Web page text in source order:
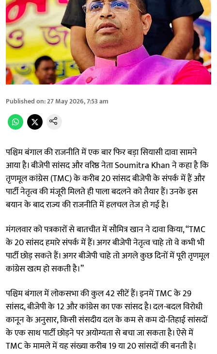
Published on:27 May 2026, 7:53 am
पश्चिम बंगाल की राजनीति में एक बार फिर बड़ा सियासी दावा सामने
आया है। बीजेपी सांसद और वरिष्ठ नेता Soumitra Khan ने कहा है कि
तृणमूल कांग्रेस (TMC) के करीब 20 सांसद बीजेपी के संपर्क में हैं और
पार्टी नेतृत्व की मंजूरी मिलते ही पाला बदलने को तैयार हैं। उनके इस
बयान के बाद राज्य की राजनीति में हलचल तेज हो गई है।
मंगलवार को पत्रकारों से बातचीत में सौमित्र खान ने दावा किया, “TMC
के 20 सांसद हमारे संपर्क में हैं। अगर बीजेपी नेतृत्व चाहे तो वे कभी भी
पार्टी छोड़ सकते हैं। अगर बीजेपी चाहे तो अगले कुछ दिनों में पूरी तृणमूल
कांग्रेस खत्म हो सकती है।”
पश्चिम बंगाल में लोकसभा की कुल 42 सीटें हैं। इनमें TMC के 29
सांसद, बीजेपी के 12 और कांग्रेस का एक सांसद है। दल-बदल विरोधी
कानून के अनुसार, किसी संसदीय दल के कम से कम दो-तिहाई सांसदों
के एक साथ पार्टी छोड़ने पर अयोग्यता से बचा जा सकता है। ऐसे में
TMC के मामले में यह संख्या करीब 19 या 20 सांसदों की बनती है।